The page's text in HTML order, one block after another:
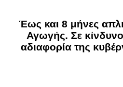
Έως και 8 μήνες
Αγωγής. Σε
αδιαφορία της